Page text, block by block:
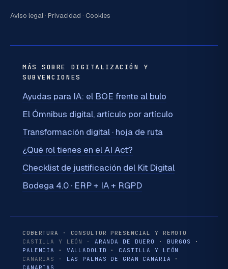
Aviso legal · Privacidad · Cookies
MÁS SOBRE DIGITALIZACIÓN Y
SUBVENCIONES
Ayudas para IA: el BOE frente al bulo
El Ómnibus digital, artículo por artículo
Transformación digital · hoja de ruta
¿Qué rol tienes en el AI Act?
Checklist de justificación del Kit Digital
Bodega 4.0 · ERP + IA + RGPD
COBERTURA · CONSULTOR PRESENCIAL Y REMOTO
CASTILLA Y LEÓN · ARANDA DE DUERO · BURGOS
·
PALENCIA
· VALLADOLID · CASTILLA Y LEÓN
CANARIAS · LAS PALMAS DE GRAN CANARIA
·